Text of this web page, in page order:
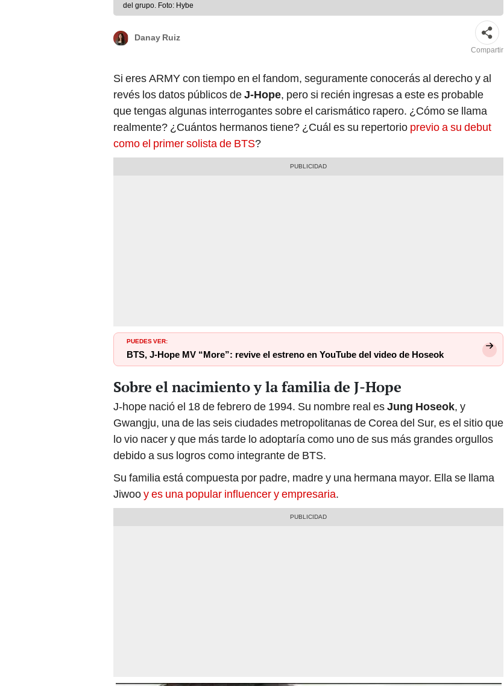
del grupo. Foto: Hybe
Danay Ruiz
Compartir
Si eres ARMY con tiempo en el fandom, seguramente conocerás al derecho y al
revés los datos públicos deJ-Hope, pero si recién ingresas a este es probable
que tengas algunas interrogantes sobre el carismático rapero. ¿Cómo se llama
realmente? ¿Cuántos hermanos tiene? ¿Cuál es su repertorio previo a su debut
como el primer solista de BTS?
PUEDES VER:
BTS, J-Hope MV “More”: revive el estreno en YouTube del video de Hoseok
Sobre el nacimiento y la familia de J-Hope
J-hope nació el 18 de febrero de 1994. Su nombre real esJung Hoseok, y
Gwangju, una de las seis ciudades metropolitanas de Corea del Sur, es el sitio que
lo vio nacer y que más tarde lo adoptaría como uno de sus más grandes orgullos
debido a sus logros como integrante de BTS.
Su familia está compuesta por padre, madre y una hermana mayor. Ella se llama
Jiwooy es una popular influencer y empresaria.